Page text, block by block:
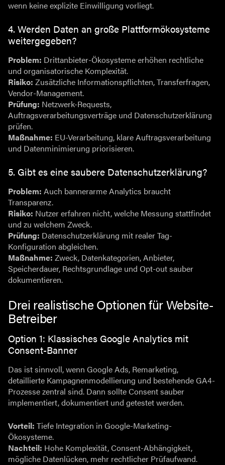
wenn keine explizite Einwilligung vorliegt.
4. Werden Daten an große Plattformökosysteme
weitergegeben?
Problem: Drittanbieter-Ökosysteme erhöhen rechtliche
und organisatorische Komplexität.
Risiko: Zusätzliche Informationspflichten, Transferfragen,
Vendor-Management.
Prüfung: Netzwerk-Requests,
Auftragsverarbeitungsverträge und Datenschutzerklärung
prüfen.
Maßnahme: EU-Verarbeitung, klare Auftragsverarbeitung
und Datenminimierung priorisieren.
5. Gibt es eine saubere Datenschutzerklärung?
Problem: Auch bannerarme Analytics braucht
Transparenz.
Risiko: Nutzer erfahren nicht, welche Messung stattfindet
und zu welchem Zweck.
Prüfung: Datenschutzerklärung mit realer Tag-
Konfiguration abgleichen.
Maßnahme: Zweck, Datenkategorien, Anbieter,
Speicherdauer, Rechtsgrundlage und Opt-out sauber
dokumentieren.
Drei realistische Optionen für Website-
Betreiber
Option 1: Klassisches Google Analytics mit
Consent-Banner
Das ist sinnvoll, wenn Google Ads, Remarketing,
detaillierte Kampagnenmodellierung und bestehende GA4-
Prozesse zentral sind. Dann sollte Consent sauber
implementiert, dokumentiert und getestet werden.
Vorteil: Tiefe Integration in Google-Marketing-
Ökosysteme.
Nachteil: Hohe Komplexität, Consent-Abhängigkeit,
mögliche Datenlücken, mehr rechtlicher Prüfaufwand.